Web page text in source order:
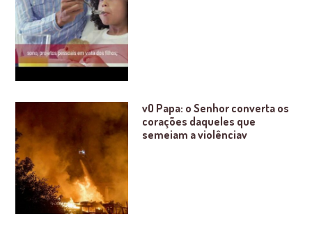
vO Papa: o Senhor converta os
corações daqueles que
semeiam a violênciav